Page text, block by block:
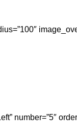
number=”5″